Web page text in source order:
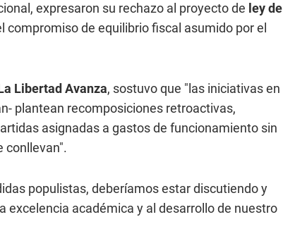
expresaron su rechazo al proyecto de ley de
compromiso de equilibrio fiscal asumido por el
Libertad Avanza, sostuvo que "las iniciativas en
plantean recomposiciones retroactivas,
asignadas a gastos de funcionamiento sin
conllevan".
populistas, deberíamos estar discutiendo y
académica y al desarrollo de nuestro